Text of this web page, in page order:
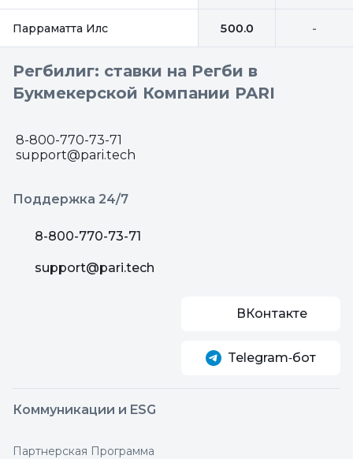
Парраматта Илс 500.0 -
Регбилиг: ставки на Регби в
Букмекерской Компании PARI
8-800-770-73-71
support@pari.tech
Поддержка 24/7
8-800-770-73-71
support@pari.tech
ВКонтакте
Telegram‑бот
Коммуникации и ESG
Партнерская Программа